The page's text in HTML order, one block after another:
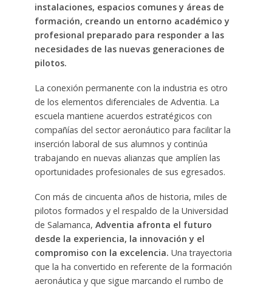
instalaciones, espacios comunes y áreas de
formación, creando un entorno académico y
profesional preparado para responder a las
necesidades de las nuevas generaciones de
pilotos.
La conexión permanente con la industria es otro
de los elementos diferenciales de Adventia. La
escuela mantiene acuerdos estratégicos con
compañías del sector aeronáutico para facilitar la
inserción laboral de sus alumnos y continúa
trabajando en nuevas alianzas que amplíen las
oportunidades profesionales de sus egresados.
Con más de cincuenta años de historia, miles de
pilotos formados y el respaldo de la Universidad
de Salamanca, Adventia afronta el futuro
desde la experiencia, la innovación y el
compromiso con la excelencia. Una trayectoria
que la ha convertido en referente de la formación
aeronáutica y que sigue marcando el rumbo de